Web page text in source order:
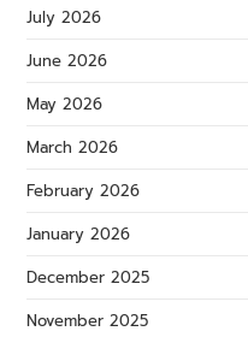
July 2026
June 2026
May 2026
March 2026
February 2026
January 2026
December 2025
November 2025